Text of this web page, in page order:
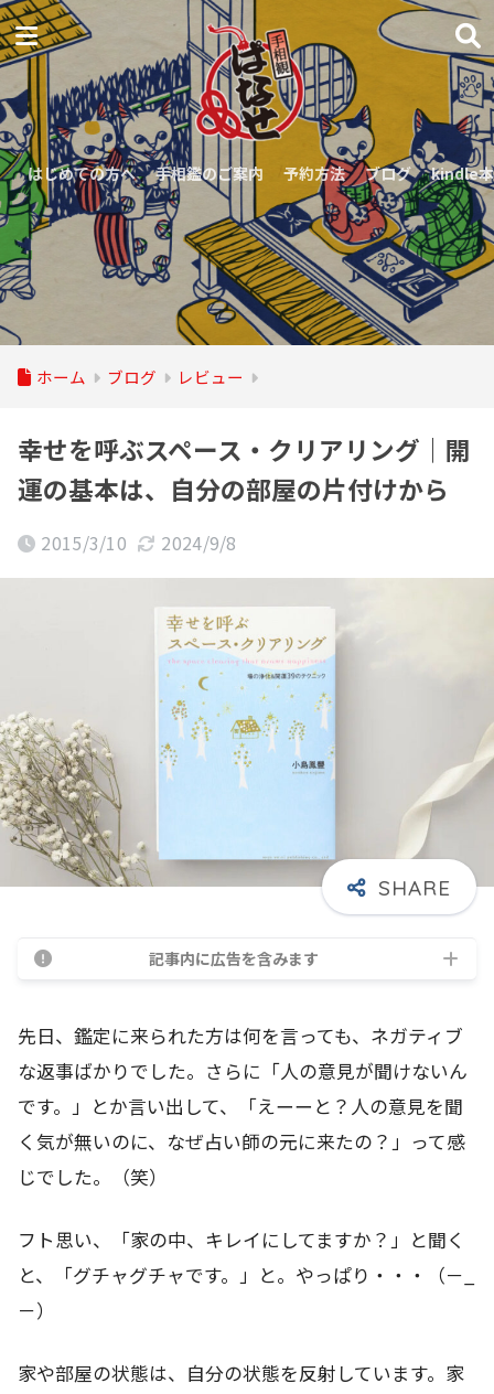
はじめての方へ 手相鑑のご案内 予約方法 ブログ kindle本
ホーム ブログ レビュー
幸せを呼ぶスペース・クリアリング｜開
運の基本は、自分の部屋の片付けから
2015/3/10 2024/9/8
記事内に広告を含みます
先日、鑑定に来られた方は何を言っても、ネガティブ
な返事ばかりでした。さらに「人の意見が聞けないん
です。」とか言い出して、「えーーと？人の意見を聞
く気が無いのに、なぜ占い師の元に来たの？」って感
じでした。（笑）
フト思い、「家の中、キレイにしてますか？」と聞く
と、「グチャグチャです。」と。やっぱり・・・（－_
－）
家や部屋の状態は、自分の状態を反射しています。家